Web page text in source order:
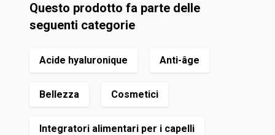
Questo prodotto fa parte delle
seguenti categorie
Acide hyaluronique Anti-âge
Bellezza Cosmetici
Integratori alimentari per i capelli